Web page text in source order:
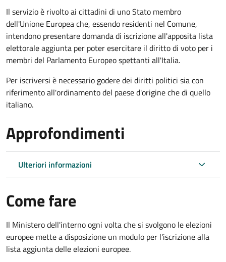
Il servizio è rivolto ai cittadini di uno Stato membro
dell'Unione Europea che, essendo residenti nel Comune,
intendono presentare domanda di iscrizione all'apposita lista
elettorale aggiunta per poter esercitare il diritto di voto per i
membri del Parlamento Europeo spettanti all'Italia.
Per iscriversi è necessario godere dei diritti politici sia con
riferimento all'ordinamento del paese d'origine che di quello
italiano.
Approfondimenti
Ulteriori informazioni
Come fare
Il Ministero dell'interno ogni volta che si svolgono le elezioni
europee mette a disposizione un modulo per l'iscrizione alla
lista aggiunta delle elezioni europee.